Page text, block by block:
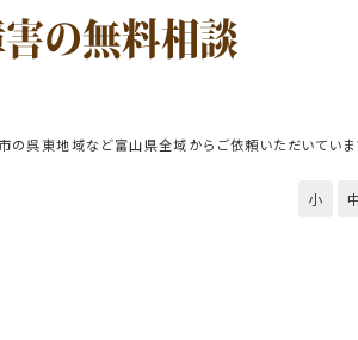
市の呉東地域など富山県全域からご依頼いただいてい
小